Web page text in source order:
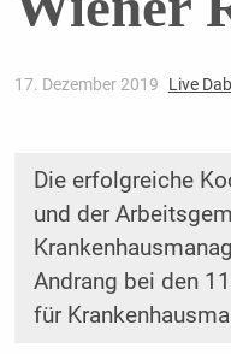
17. Dezember 2019 Live
Die erfolgreiche
und der
Andrang bei den
für